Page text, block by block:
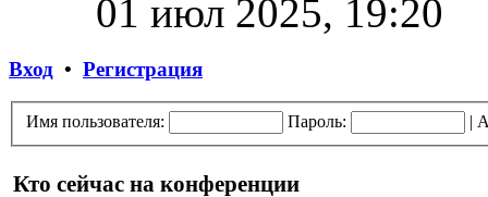
01 июл 2025, 19:20
Вход • Регистрация
Имя пользователя: Пароль: |
Кто сейчас на конференции